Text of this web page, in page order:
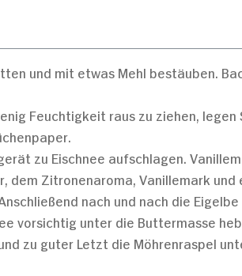
und mit etwas Mehl bestäuben.
Feuchtigkeit raus zu ziehen, legen
zu Eischnee aufschlagen.
Zitronenaroma, Vanillemark und
nach und nach die Eigelbe
vorsichtig unter die Buttermasse
zu guter Letzt die Möhrenraspel